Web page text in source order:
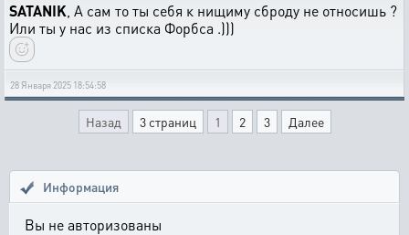
SATANIK , А сам то ты себя к нищиму сброду не относишь ?
Или ты у нас из списка Форбса .)))
28 Января 2025 18:54:58
Назад 3 страниц 1 2 3 Далее
Информация
Вы не авторизованы